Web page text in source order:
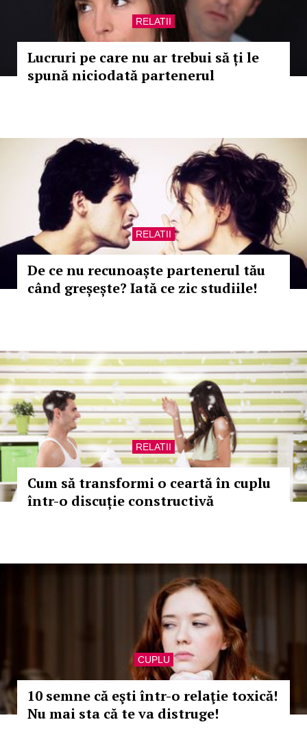
RELATII
Lucruri pe care nu ar trebui să ți le
spună niciodată partenerul
RELATII
De ce nu recunoaște partenerul tău
când greșește? Iată ce zic studiile!
RELATII
Cum să transformi o ceartă în cuplu
într-o discuție constructivă
CUPLU
10 semne că eşti într-o relaţie toxică!
Nu mai sta că te va distruge!